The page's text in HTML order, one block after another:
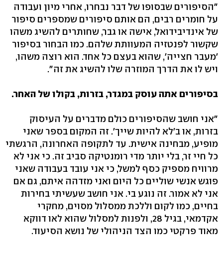
"הסיפורים שבסופו של דבר נבחרו, אחרי מיון ועבודה
על חומרים רבים, הם אותם סיפורים שמספרים סיפור
של אינדיבידואל, אישה או גבר, שחותרים להשיג משהו
שקשור לפנטזיה המעוותת שלהם. כמו הבחור בסיפור
'מעבר חצייה', שהוא בעצם כל אחד. הוא רוצה משהו,
ויש לו את הדרך המוזרה שלו להשיג את זה".
בסיפורים אתה עוסק במגדר, בזרות, בקולו של האחר.
"אני חושב שהסיפורים כולם מדברים על העיסוק
בזרות, או ב'לא להיות שייך'. זה המקום בספר שאני
מופיע, מבחינה אישית. עד לתקופה האחרונה, הרגשתי
כל חיי זר, בלי יותר מדי רומנטיקה סביב זה. כי אני לא
מרוויח מספיק כסף למשל, כי אני עובד בעבודה שאני
פוגש אנשי שוליים כל היום ואני מזדהה איתם, גם אם
אני לא אמור. זה נוגע בי. אני חושב שעשיתי בחירות
בחיים, כמו לקום וללכת ממסלול מסוים, מחקרי
אקדמאי, בגיל 28, ולפנות למסלול שהוא לאו דווקא
מאוד פרקטי כמו הצד הניהולי של נושא הסיעוד.